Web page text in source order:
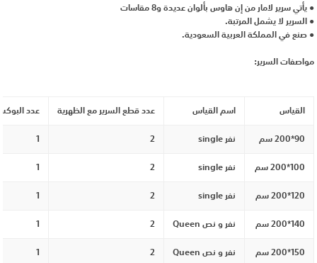
● يأتي سرير لامار من إن هاوس بألوان عديدة و8 مقاسات
● السرير لا يشمل المرتبة.
● صنع في المملكة العربية السعودية.
مواصفات السرير:
القياس اسم القياس عدد قطع السرير مع الظهرية
عدد
90*200 سم
نفر single 2
1
100*200 سم
نفر single 2
1
120*200 سم
نفر single 2
1
140*200 سم
نفر و نص Queen 2
1
150*200 سم
نفر و نص Queen 2
1